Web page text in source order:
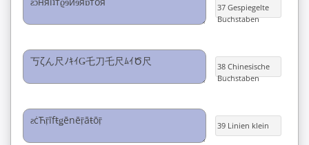
37 Gespiegelte
Buchstaben
38 Chinesische
Buchstaben
39 Linien klein